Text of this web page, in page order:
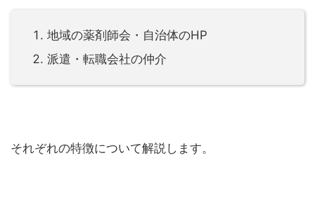
地域の薬剤師会・自治体のHP
派遣・転職会社の仲介
それぞれの特徴について解説します。